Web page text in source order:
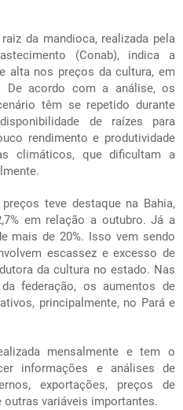
da mandioca, realizada pela
(Conab), indica a
alta nos preços da cultura, em
De acordo com a análise, os
têm se repetido durante
de raízes para
rendimento e produtividade
climáticos, que dificultam a
teve destaque na Bahia,
em relação a outubro. Já a
mais de 20%. Isso vem sendo
escassez e excesso de
da cultura no estado. Nas
federação, os aumentos de
principalmente, no Pará e
mensalmente e tem o
informações e análises de
exportações, preços de
outras variáveis importantes.